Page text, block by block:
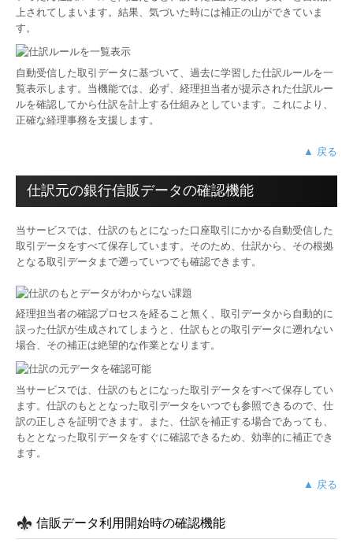
上されてしまいます。結果、気づいた時には補正の山ができていま
す。
自動受信した取引データに基づいて、過去に学習した仕訳ルールを一
覧表示します。当機能では、必ず、経理担当者が提示された仕訳ルー
ルを確認してから仕訳を計上する仕組みとしています。これにより、
正確な経理事務を支援します。
▲ 戻る
仕訳元の銀行信販データの確認機能
当サービスでは、仕訳のもとになった口座取引にかかる自動受信した
取引データをすべて保存しています。そのため、仕訳から、その根拠
となる取引データまで遡っていつでも確認できます。
経理担当者の確認プロセスを経ること無く、取引データから自動的に
誤った仕訳が生成されてしまうと、仕訳もとの取引データに遡れない
場合、その補正は絶望的な作業となります。
当サービスでは、仕訳のもとになった取引データをすべて保存してい
ます。仕訳のもととなった取引データをいつでも参照できるので、仕
訳の正しさを証明できます。また、仕訳を補正する場合であっても、
もととなった取引データをすぐに確認できるため、効率的に補正でき
ます。
▲ 戻る
信販データ利用開始時の確認機能